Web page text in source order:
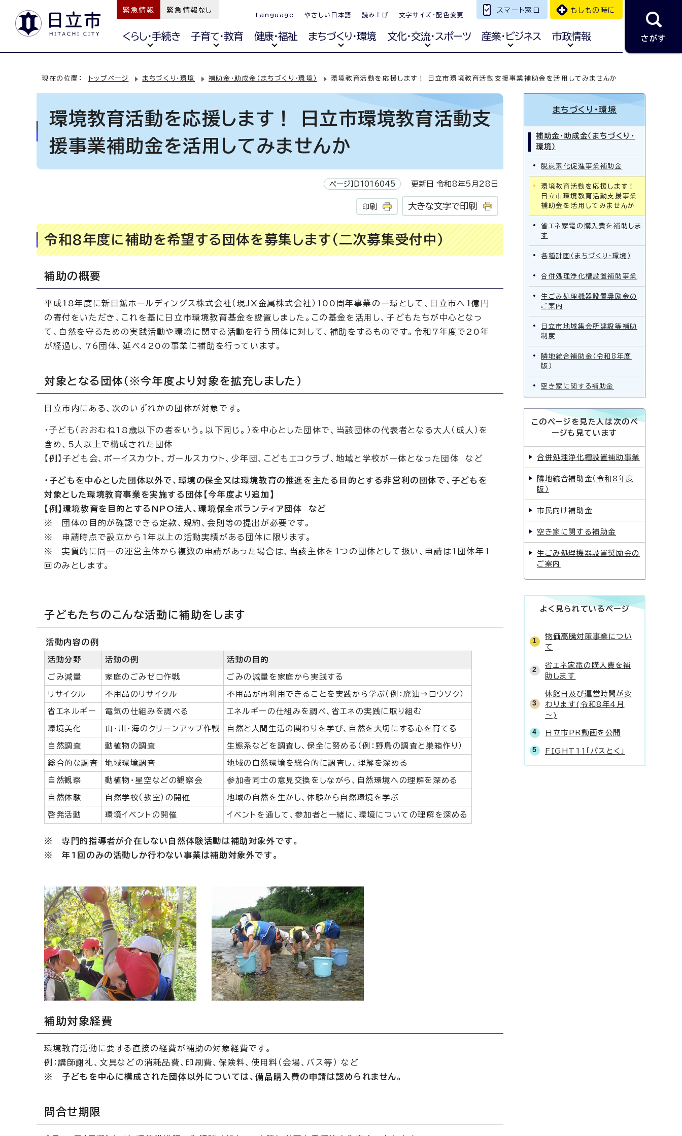
緊急情報 緊急情報なし
Language やさしい日本語 読み上げ 文字サイズ・配色変更
スマート窓口 もしもの時に
くらし・手続き 子育て・教育 健康・福祉 まちづくり・環境 文化・交流・スポーツ 産業・ビジネス 市政情報 さがす
現在の位置： トップページ まちづくり・環境 補助金・助成金（まちづくり・環境） 環境教育活動を応援します！ 日立市環境教育活動支援事業補助金を活用してみませんか
環境教育活動を応援します！ 日立市環境教育活動支
援事業補助金を活用してみませんか
ページID1016045 更新日 令和8年5月28日
印刷 大きな文字で印刷
令和8年度に補助を希望する団体を募集します（二次募集受付中）
補助の概要
平成18年度に新日鉱ホールディングス株式会社（現JX金属株式会社）100周年事業の一環として、日立市へ1億円
の寄付をいただき、これを基に日立市環境教育基金を設置しました。この基金を活用し、子どもたちが中心となっ
て、自然を守るための実践活動や環境に関する活動を行う団体に対して、補助をするものです。令和7年度で20年
が経過し、76団体、延べ420の事業に補助を行っています。
対象となる団体（※今年度より対象を拡充しました）
日立市内にある、次のいずれかの団体が対象です。
・子ども（おおむね18歳以下の者をいう。以下同じ。）を中心とした団体で、当該団体の代表者となる大人（成人）を
含め、5人以上で構成された団体
【例】子ども会、ボーイスカウト、ガールスカウト、少年団、こどもエコクラブ、地域と学校が一体となった団体 など
・子どもを中心とした団体以外で、環境の保全又は環境教育の推進を主たる目的とする非営利の団体で、子どもを
対象とした環境教育事業を実施する団体【今年度より追加】
【例】環境教育を目的とするNPO法人、環境保全ボランティア団体 など
※ 団体の目的が確認できる定款、規約、会則等の提出が必要です。
※ 申請時点で設立から1年以上の活動実績がある団体に限ります。
※ 実質的に同一の運営主体から複数の申請があった場合は、当該主体を1つの団体として扱い、申請は1団体年1
回のみとします。
子どもたちのこんな活動に補助をします
活動内容の例
活動分野 活動の例 活動の目的
ごみ減量 家庭のごみゼロ作戦 ごみの減量を家庭から実践する
リサイクル 不用品のリサイクル 不用品が再利用できることを実践から学ぶ（例：廃油→ロウソク）
省エネルギー 電気の仕組みを調べる エネルギーの仕組みを調べ、省エネの実践に取り組む
環境美化 山・川・海のクリーンアップ作戦 自然と人間生活の関わりを学び、自然を大切にする心を育てる
自然調査 動植物の調査 生態系などを調査し、保全に努める（例：野鳥の調査と巣箱作り）
総合的な調査 地域環境調査 地域の自然環境を総合的に調査し、理解を深める
自然観察 動植物・星空などの観察会 参加者同士の意見交換をしながら、自然環境への理解を深める
自然体験 自然学校（教室）の開催 地域の自然を生かし、体験から自然環境を学ぶ
啓発活動 環境イベントの開催 イベントを通して、参加者と一緒に、環境についての理解を深める
※ 専門的指導者が介在しない自然体験活動は補助対象外です。
※ 年1回のみの活動しか行わない事業は補助対象外です。
補助対象経費
環境教育活動に要する直接の経費が補助の対象経費です。
例：講師謝礼、文具などの消耗品費、印刷費、保険料、使用料（会場、バス等） など
※ 子どもを中心に構成された団体以外については、備品購入費の申請は認められません。
問合せ期限
まちづくり・環境
補助金・助成金（まちづくり・
環境）
脱炭素化促進事業補助金
環境教育活動を応援します！
日立市環境教育活動支援事業
補助金を活用してみませんか
省エネ家電の購入費を補助しま
す
各種計画（まちづくり・環境）
合併処理浄化槽設置補助事業
生ごみ処理機器設置奨励金の
ご案内
日立市地域集会所建設等補助
制度
隣地統合補助金（令和8年度
版）
空き家に関する補助金
このページを見た人は次のペ
ージも見ています
合併処理浄化槽設置補助事業
隣地統合補助金（令和8年度
版）
市民向け補助金
空き家に関する補助金
生ごみ処理機器設置奨励金の
ご案内
よく見られているページ
物価高騰対策事業につい
て
省エネ家電の購入費を補
助します
休館日及び運営時間が変
わります(令和8年4月
～)
日立市PR動画を公開
FIGHT11「パスとく」